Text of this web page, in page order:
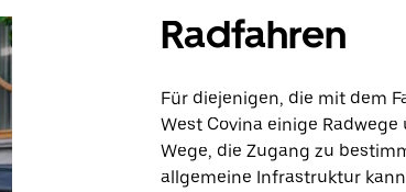
Radfahren
Für diejenigen, die mit dem
West Covina einige
Wege, die Zugang zu
allgemeine Infrastruktur